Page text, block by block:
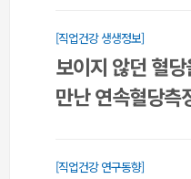
[직업건강 생생정보]
보이지 않던 혈
만난 연속혈당측
[직업건강 연구동향]